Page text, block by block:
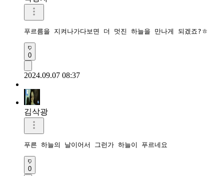
푸르름을 지켜나가다보면 더 멋진 하늘을 만나게 되겠죠?ㅎ
0
2024.09.07 08:37
김삭광
푸른 하늘의 날이어서 그런가 하늘이 푸르네요
0